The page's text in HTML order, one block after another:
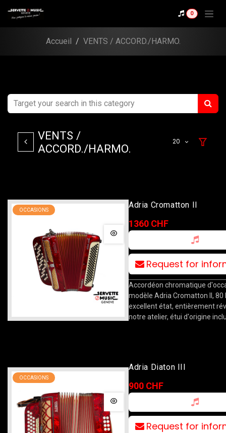
0
Accueil VENTS / ACCORD./HARMO.
VENTS /
ACCORD./HARMO.
20
OCCASIONS
Adria Cromatton II
1360 CHF
Request for
Accordéon chromatique
modèle Adria Cromatton II, 80
excellent état, entièrement
notre atelier, étui d'origine
OCCASIONS
Adria Diaton III
900 CHF
Request for